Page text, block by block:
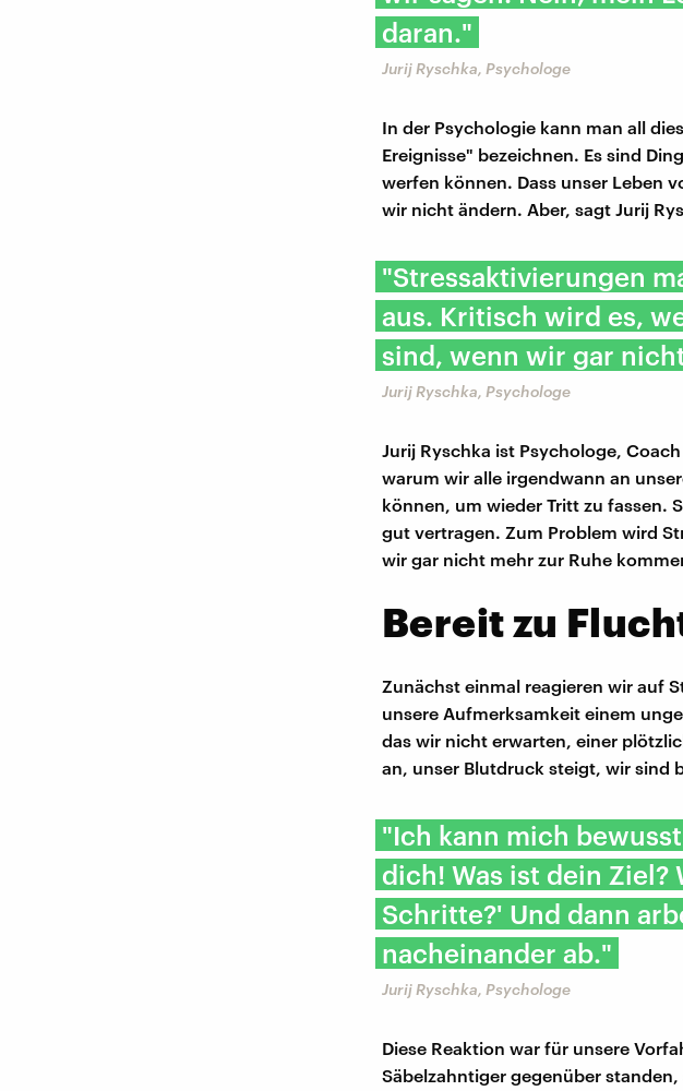
daran."
Jurij Ryschka, Psychologe
In der Psychologie kann man all
Ereignisse" bezeichnen. Es sind
werfen können. Dass unser Leben
wir nicht ändern. Aber, sagt Jurij
"Stressaktivierungen
aus. Kritisch wird es,
sind, wenn wir gar
Jurij Ryschka, Psychologe
Jurij Ryschka ist Psychologe,
warum wir alle irgendwann an
können, um wieder Tritt zu fassen.
gut vertragen. Zum Problem wird
wir gar nicht mehr zur Ruhe
Bereit zu
Zunächst einmal reagieren wir auf
unsere Aufmerksamkeit einem
das wir nicht erwarten, einer
an, unser Blutdruck steigt, wir sind
"Ich kann mich
dich! Was ist dein
Schritte?' Und dann
nacheinander ab."
Jurij Ryschka, Psychologe
Diese Reaktion war für unsere
Säbelzahntiger gegenüber